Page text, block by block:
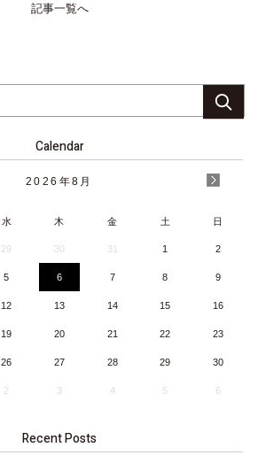
記事一覧へ
Calendar
2026 年8月
水 木 金 土 日
29 30 31 1 2
5 6 7 8 9
12 13 14 15 16
19 20 21 22 23
26 27 28 29 30
2 3 4 5 6
Recent Posts